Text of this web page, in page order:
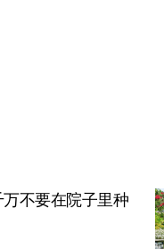
不要在院子里种